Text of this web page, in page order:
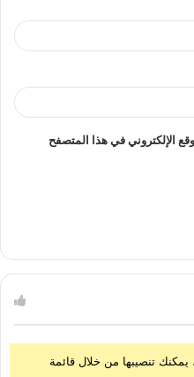
الإلكتروني في هذا المتصفح
تنصيبها من خلال قائمة